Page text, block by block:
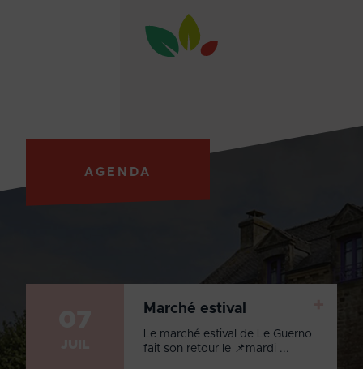
AGENDA
Marché estival
Le marché estival de Le Guerno
fait son retour le 📌mardi ...